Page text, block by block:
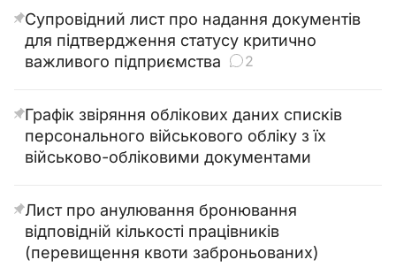
Супровідний лист про надання документів
для підтвердження статусу критично
важливого підприємства
2
Графік звіряння облікових даних списків
персонального військового обліку з їх
військово-обліковими документами
Лист про анулювання бронювання
відповідній кількості працівників
(перевищення квоти заброньованих)